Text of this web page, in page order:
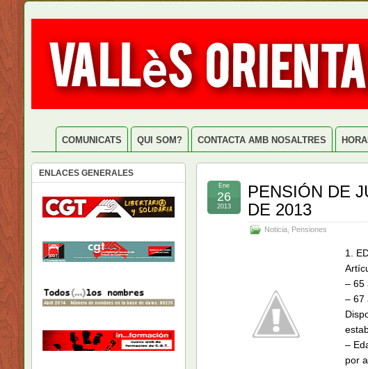
COMUNICATS QUI SOM? CONTACTA AMB NOSALTRES
PENSIÓN DE
DE 2013
Noticia Pensiones
Ene
26
2013
1.
– 65
– 67
–
por
ENLACES GENERALES